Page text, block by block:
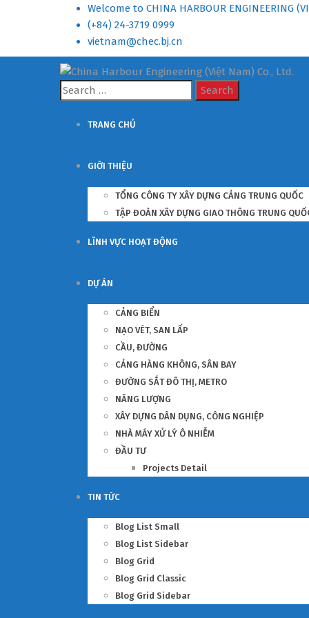
Welcome to CHINA HARBOUR ENGINEERING
(+84) 24-3719 0999
vietnam@chec.bj.cn
Search
for:
TRANG CHỦ
GIỚI THIỆU
TỔNG CÔNG TY XÂY DỰNG CẢNG TRUNG QUỐC
TẬP ĐOÀN XÂY DỰNG GIAO THÔNG TRUNG
LĨNH VỰC HOẠT ĐỘNG
DỰ ÁN
CẢNG BIỂN
NẠO VÉT, SAN LẤP
CẦU, ĐƯỜNG
CẢNG HÀNG KHÔNG, SÂN BAY
ĐƯỜNG SẮT ĐÔ THỊ, METRO
NĂNG LƯỢNG
XÂY DỰNG DÂN DỤNG, CÔNG NGHIỆP
NHÀ MÁY XỬ LÝ Ô NHIỄM
ĐẦU TƯ
Projects Detail
TIN TỨC
Blog List Small
Blog List Sidebar
Blog Grid
Blog Grid Classic
Blog Grid Sidebar